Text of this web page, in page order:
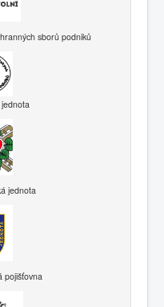
sborů podniků
jednota
pojišťovna